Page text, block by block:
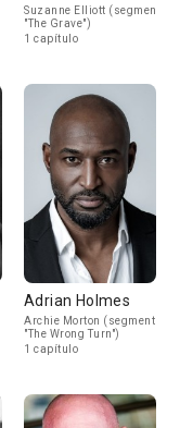
Suzanne Elliott (segment
"The Grave")
1 capítulo
Adrian Holmes
Archie Morton (segment
"The Wrong Turn")
1 capítulo